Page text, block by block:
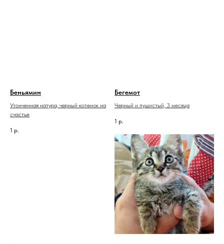
Беньямин
Утонченная натура, черный котенок на
счастье
1 р.
Бегемот
Черный и пушистый, 3 месяца
1 р.